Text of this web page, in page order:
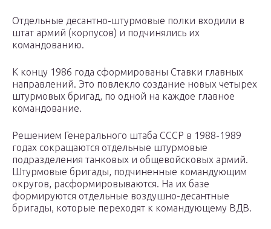
Отдельные десантно-штурмовые полки входили в
штат армий (корпусов) и подчинялись их
командованию.
К концу 1986 года сформированы Ставки главных
направлений. Это повлекло создание новых четырех
штурмовых бригад, по одной на каждое главное
командование.
Решением Генерального штаба СССР в 1988-1989
годах сокращаются отдельные штурмовые
подразделения танковых и общевойсковых армий.
Штурмовые бригады, подчиненные командующим
округов, расформировываются. На их базе
формируются отдельные воздушно-десантные
бригады, которые переходят к командующему ВДВ.